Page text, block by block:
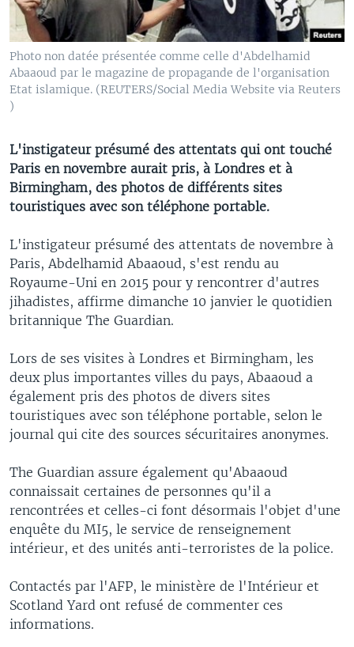
Photo non datée présentée comme celle d'Abdelhamid
Abaaoud par le magazine de propagande de l'organisation
Etat islamique. (REUTERS/Social Media Website via Reuters
)
L'instigateur présumé des attentats qui ont touché
Paris en novembre aurait pris, à Londres et à
Birmingham, des photos de différents sites
touristiques avec son téléphone portable.
L'instigateur présumé des attentats de novembre à
Paris, Abdelhamid Abaaoud, s'est rendu au
Royaume-Uni en 2015 pour y rencontrer d'autres
jihadistes, affirme dimanche 10 janvier le quotidien
britannique The Guardian.
Lors de ses visites à Londres et Birmingham, les
deux plus importantes villes du pays, Abaaoud a
également pris des photos de divers sites
touristiques avec son téléphone portable, selon le
journal qui cite des sources sécuritaires anonymes.
The Guardian assure également qu'Abaaoud
connaissait certaines de personnes qu'il a
rencontrées et celles-ci font désormais l'objet d'une
enquête du MI5, le service de renseignement
intérieur, et des unités anti-terroristes de la police.
Contactés par l'AFP, le ministère de l'Intérieur et
Scotland Yard ont refusé de commenter ces
informations.